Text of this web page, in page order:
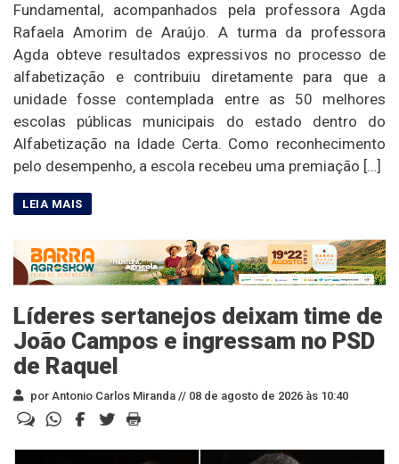
Fundamental, acompanhados pela professora Agda
Rafaela Amorim de Araújo. A turma da professora
Agda obteve resultados expressivos no processo de
alfabetização e contribuiu diretamente para que a
unidade fosse contemplada entre as 50 melhores
escolas públicas municipais do estado dentro do
Alfabetização na Idade Certa. Como reconhecimento
pelo desempenho, a escola recebeu uma premiação […]
Líderes sertanejos deixam time de
João Campos e ingressam no PSD
de Raquel
por Antonio Carlos Miranda // 08 de agosto de 2026 às 10:40